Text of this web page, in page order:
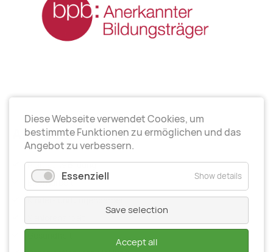
Arbeitsrichtungen
Politische Bildung
Elternarbeit
Kinder- und Jugendarbeit
Diese Webseite verwendet Cookies, um
bestimmte Funktionen zu ermöglichen und das
Angebot zu verbessern.
Essenziell Show details
Save selection
Accept all